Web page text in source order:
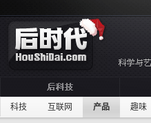
科技 互联网 产品 趣味